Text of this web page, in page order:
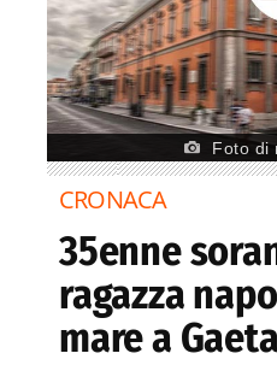
Foto di
CRONACA
35enne
ragazza
mare a Gaeta